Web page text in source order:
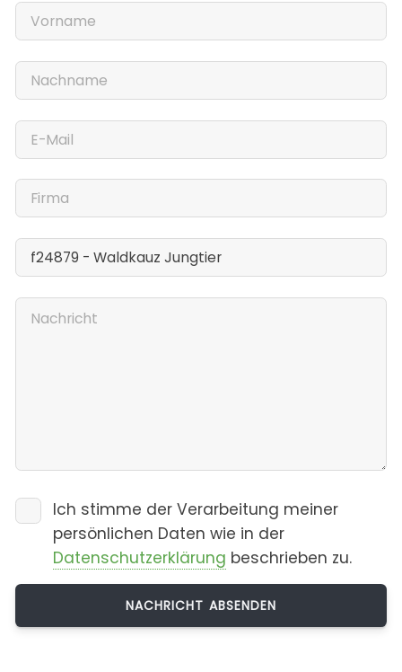
Ich stimme der Verarbeitung meiner
persönlichen Daten wie in der
Datenschutzerklärung beschrieben zu.